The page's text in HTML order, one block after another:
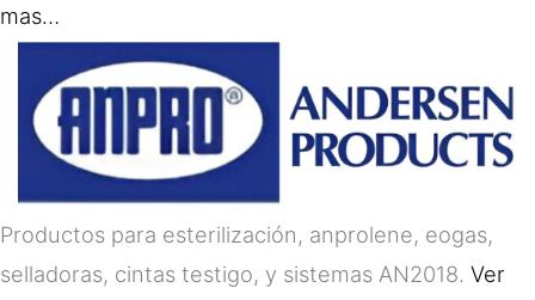
mas…
Productos para esterilización, anprolene, eogas,
selladoras, cintas testigo, y sistemas AN2018. Ver